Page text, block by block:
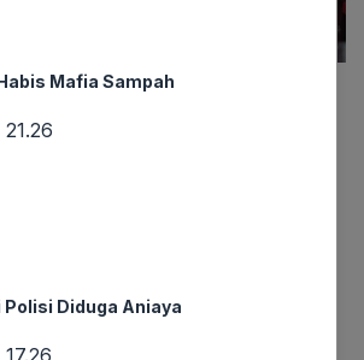
Kongres PDIP yang akan
tahun ini akan kembali
Soekarnoputri sebagai
ini disampaikan Djarot
Megawati dalam acara
Trisakti Tourism Award 2025 di
Mafia Sampah
Diduga Aniaya